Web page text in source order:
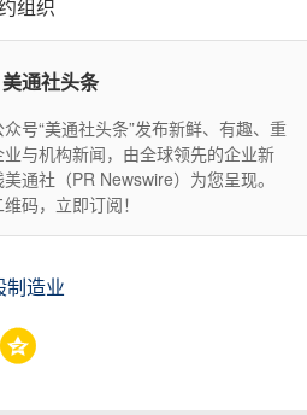
组织
美通社头条
号“美通社头条”发布新鲜、有趣、重
与机构新闻，由全球领先的企业新
通社（PR Newswire）为您呈现。
码，立即订阅！
制造业